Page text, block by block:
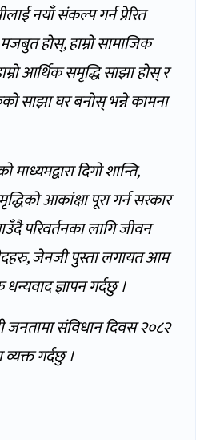
नयाँ संकल्प गर्न प्रेरित
होस्, हाम्रो सामाजिक
आर्थिक समृद्धि साझा होस् र
साझा घर बनोस् भन्ने कामना
दिगो शान्ति,
आकांक्षा पूरा गर्न सरकार
परिवर्तनका लागि जीवन
जेनजी पुस्ता लगायत आम
ज्ञापन गर्दछु ।
जनतामा संविधान दिवस २०८२
गर्दछु ।